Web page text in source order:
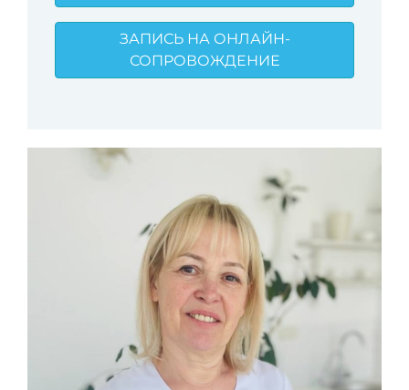
ЗАПИСЬ НА ОНЛАЙН-
СОПРОВОЖДЕНИЕ